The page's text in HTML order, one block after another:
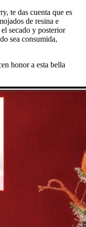
te das cuenta que es
de resina e
secado y posterior
sea consumida,
honor a esta bella